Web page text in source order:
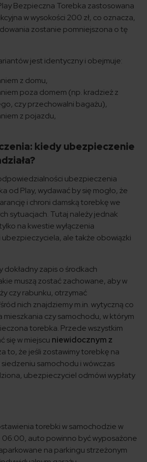
Bezpieczna Torebka zastosowana
w wysokości 200 zł, co oznacza,
zostanie pomniejszona o tę
jest identyczny i obejmuje:
z domu,
poza domem (np. kradzież z
czy przechowalni bagażu),
z pojazdu,
kiedy ubezpieczenie
ubezpieczenia
od Play, wydawać by się mogło, że
i chroni damską torebkę we
sytuacjach. Tutaj należy jednak
na kwestie wyłączenia
ale także obowiązki
dokładny zapis o środkach
muszą zostać zachowane, aby w
czy rabunku, otrzymać
nich znajdziemy m.in. wytyczną co
czy samochodu, w którym
torebka. Przede wszystkim
się w miejscu niewidocznym z
to, że jeśli zostawimy torebkę na
siedzeniu samochodu i wówczas
ubezpieczyciel odmówi wypłaty
torebki w samochodzie w
auto powinno być wyposażone
na parkingu strzeżonym